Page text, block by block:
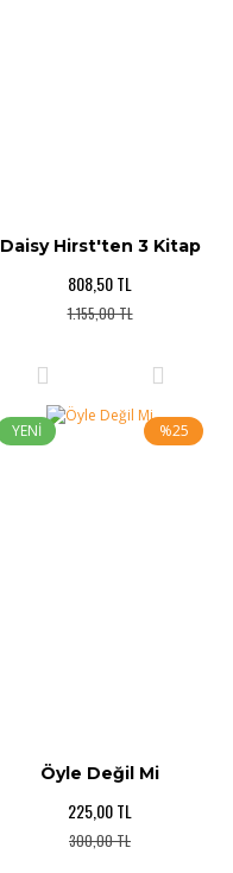
Daisy Hirst'ten 3 Kitap
808,50 TL
1.155,00 TL
%25
YENİ
Öyle Değil Mi
225,00 TL
300,00 TL